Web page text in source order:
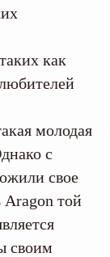
как
молодая
с
свое
Aragon той
своим